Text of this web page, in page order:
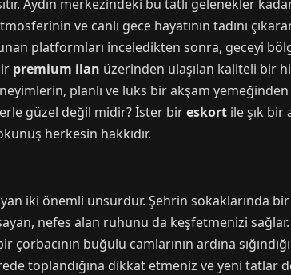
Aydın merkezindeki bu tatlı gelenekler
ve canlı gece hayatının tadını
platformları inceledikten sonra, geceyi
premium ilan üzerinden ulaşılan kaliteli bir
planlı ve lüks bir akşam yemeğinden
güzel değil midir? İster bireskort ile şık
herkesin hakkıdır.
iki önemli unsurdur. Şehrin sokaklarında bir
nefes alan ruhunu da keşfetmenizi
çorbacının buğulu camlarının ardına
toplandığına dikkat etmeniz ve yeni tatlar